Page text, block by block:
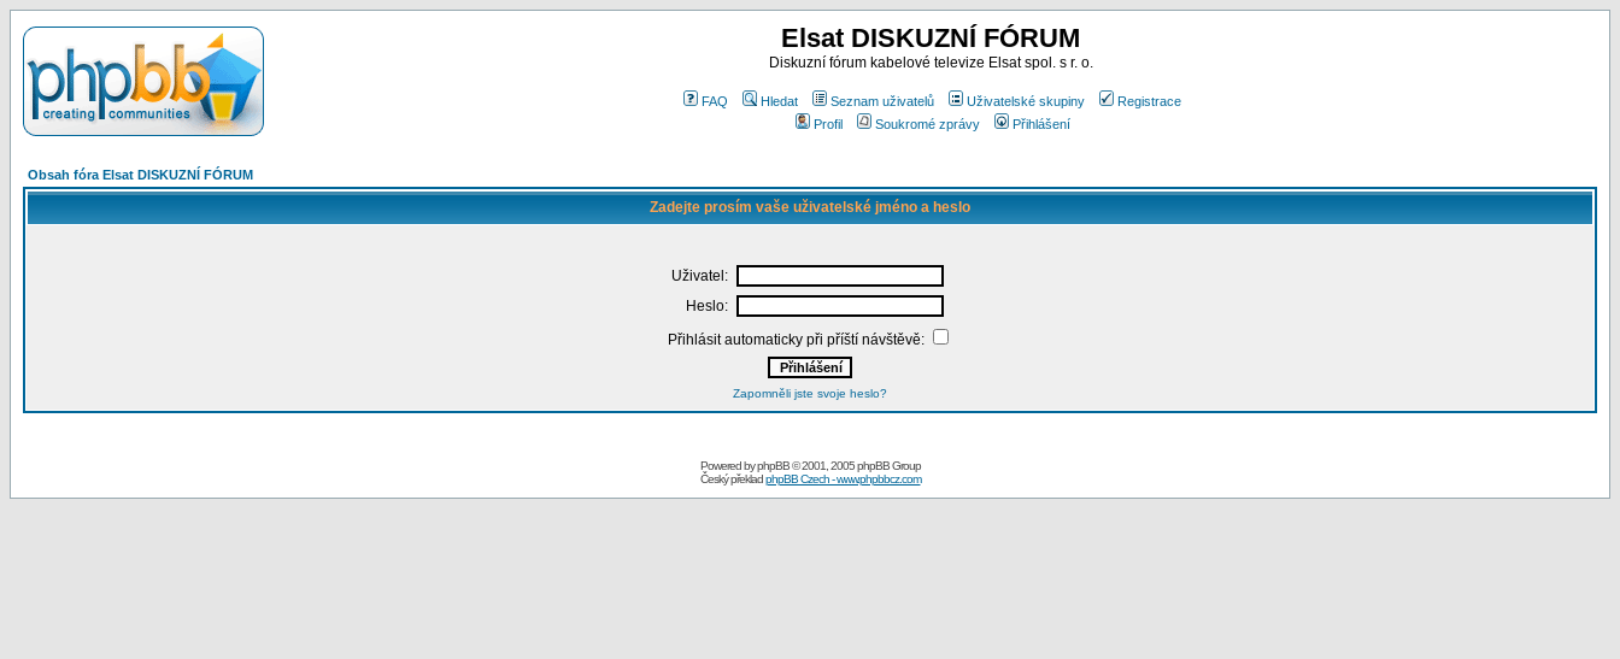
Elsat DISKUZNÍ FÓRUM
Diskuzní fórum kabelové televize Elsat spol. s r. o.
FAQ Hledat Seznam uživatelů Uživatelské skupiny
Registrace
Profil
Soukromé zprávy Přihlášení
Obsah fóra Elsat DISKUZNÍ FÓRUM
Zadejte prosím vaše uživatelské jméno a heslo
Uživatel:
Heslo:
Přihlásit automaticky při příští návštěvě:
Zapomněli jste svoje heslo?
Powered byphpBB© 2001, 2005 phpBB Group
Český překladphpBB Czech - www.phpbbcz.com